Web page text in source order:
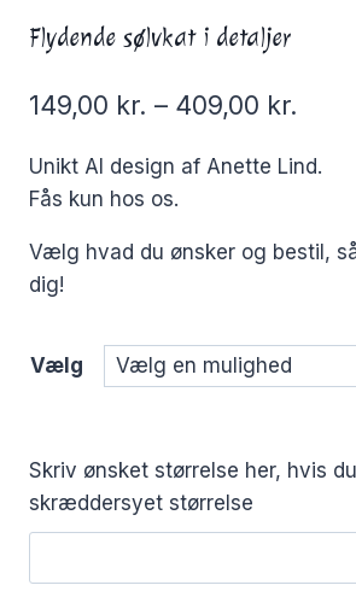
Flydende sølvkat i detaljer
149,00 kr. – 409,00 kr.
Unikt AI design af Anette Lind.
Fås kun hos os.
Vælg hvad du ønsker og bestil,
dig!
Vælg
Skriv ønsket størrelse her, hvis
skræddersyet størrelse